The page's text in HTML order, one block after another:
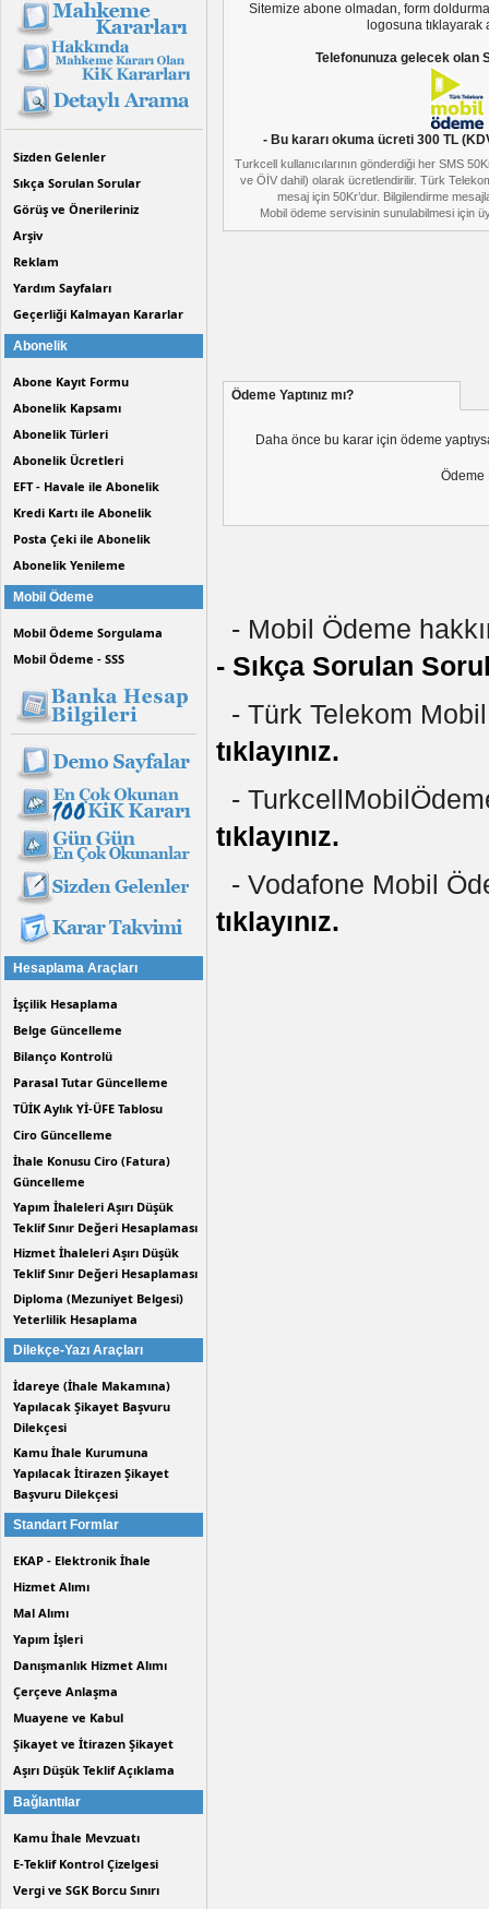
Sizden Gelenler
Sıkça Sorulan Sorular
Görüş ve Önerileriniz
Arşiv
Reklam
Yardım Sayfaları
Geçerliği Kalmayan Kararlar
Abonelik
Abone Kayıt Formu
Abonelik Kapsamı
Abonelik Türleri
Abonelik Ücretleri
EFT - Havale ile Abonelik
Kredi Kartı ile Abonelik
Posta Çeki ile Abonelik
Abonelik Yenileme
Mobil Ödeme
Mobil Ödeme Sorgulama
Mobil Ödeme - SSS
Hesaplama Araçları
İşçilik Hesaplama
Belge Güncelleme
Bilanço Kontrolü
Parasal Tutar Güncelleme
TÜİK Aylık Yİ-ÜFE Tablosu
Ciro Güncelleme
İhale Konusu Ciro (Fatura)
Güncelleme
Yapım İhaleleri Aşırı Düşük
Teklif Sınır Değeri Hesaplaması
Hizmet İhaleleri Aşırı Düşük
Teklif Sınır Değeri Hesaplaması
Diploma (Mezuniyet Belgesi)
Yeterlilik Hesaplama
Dilekçe-Yazı Araçları
İdareye (İhale Makamına)
Yapılacak Şikayet Başvuru
Dilekçesi
Kamu İhale Kurumuna
Yapılacak İtirazen Şikayet
Başvuru Dilekçesi
Standart Formlar
EKAP - Elektronik İhale
Hizmet Alımı
Mal Alımı
Yapım İşleri
Danışmanlık Hizmet Alımı
Çerçeve Anlaşma
Muayene ve Kabul
Şikayet ve İtirazen Şikayet
Aşırı Düşük Teklif Açıklama
Bağlantılar
Kamu İhale Mevzuatı
E-Teklif Kontrol Çizelgesi
Vergi ve SGK Borcu Sınırı
Sitemize abone olmadan, form
logosuna tıklayarak
Telefonunuza gelecek olan
- Bu kararı okuma ücreti 300 TL
Turkcell kullanıcılarının gönderdiği her SMS
ve ÖİV dahil) olarak ücretlendirilir. Türk
mesaj için 50Kr’dur. Bilgilendirme
Mobil ödeme servisinin sunulabilmesi için
Ödeme Yaptınız mı?
Daha önce bu karar için ödeme
Ödeme
- Mobil Ödeme
- Sıkça Sorulan
- Türk Telekom
tıklayınız.
-
tıklayınız.
- Vodafone Mobil
tıklayınız.